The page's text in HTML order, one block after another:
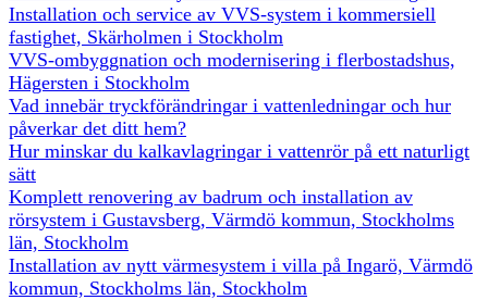
Installation och service av VVS-system i kommersiell
fastighet, Skärholmen i Stockholm
VVS-ombyggnation och modernisering i flerbostadshus,
Hägersten i Stockholm
Vad innebär tryckförändringar i vattenledningar och hur
påverkar det ditt hem?
Hur minskar du kalkavlagringar i vattenrör på ett naturligt
sätt
Komplett renovering av badrum och installation av
rörsystem i Gustavsberg, Värmdö kommun, Stockholms
län, Stockholm
Installation av nytt värmesystem i villa på Ingarö, Värmdö
kommun, Stockholms län, Stockholm